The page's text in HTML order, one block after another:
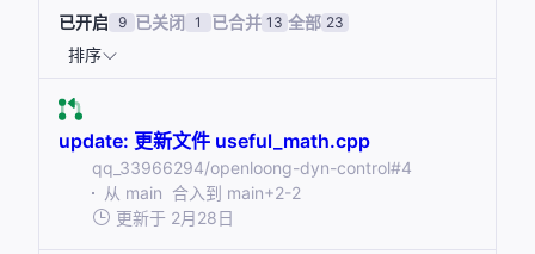
已开启 9 已关闭 1 已合并 13 全部 23
排序
update: 更新文件 useful_math.cpp
qq_33966294/openloong-dyn-control#4
从 main 合入到 main+2-2
更新于 2月28日